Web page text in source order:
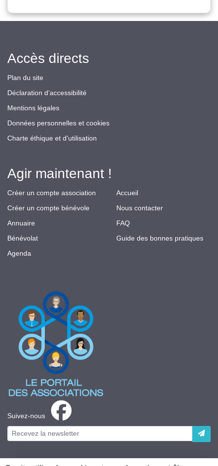
Suivez-nous
Accès directs
Plan du site
Déclaration d’accessibilité
Mentions légales
Données personnelles et cookies
Charte éthique et d'utilisation
Agir maintenant !
Créer un compte association
Créer un compte bénévole
Annuaire
Bénévolat
Agenda
Accueil
Nous contacter
FAQ
Guide des bonnes pratiques